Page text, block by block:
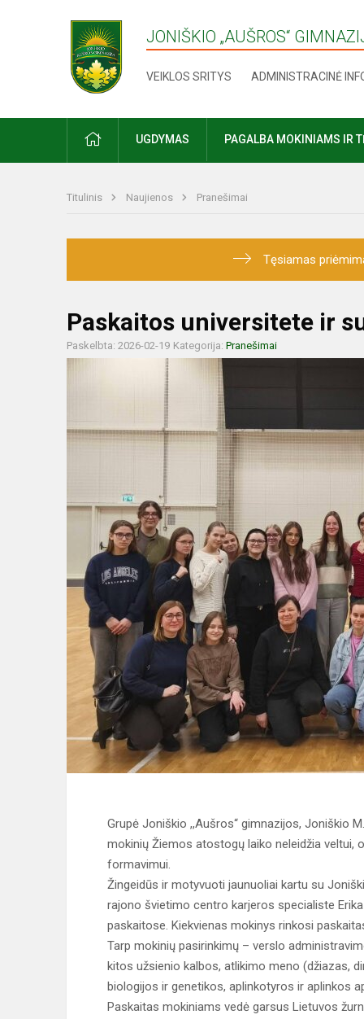
JONIŠKIO „AUŠROS“
VEIKLOS SRITYS ADMINISTRACINĖ
UGDYMAS PAGALBA MOKINIAMS IR
Titulinis Naujienos Pranešimai
Tęsiamas
Paskaitos universitete ir
Paskelbta: 2026-02-19 Kategorija: Pranešimai
Grupė Joniškio ,,Aušros“ gimnazijos, Joniškio
mokinių Žiemos atostogų laiko neleidžia veltui,
formavimui.
Žingeidūs ir motyvuoti jaunuoliai kartu su
rajono švietimo centro karjeros specialiste
paskaitose. Kiekvienas mokinys rinkosi
Tarp mokinių pasirinkimų – verslo
kitos užsienio kalbos, atlikimo meno (džiazas,
biologijos ir genetikos, aplinkotyros ir aplinkos
Paskaitas mokiniams vedė garsus Lietuvos